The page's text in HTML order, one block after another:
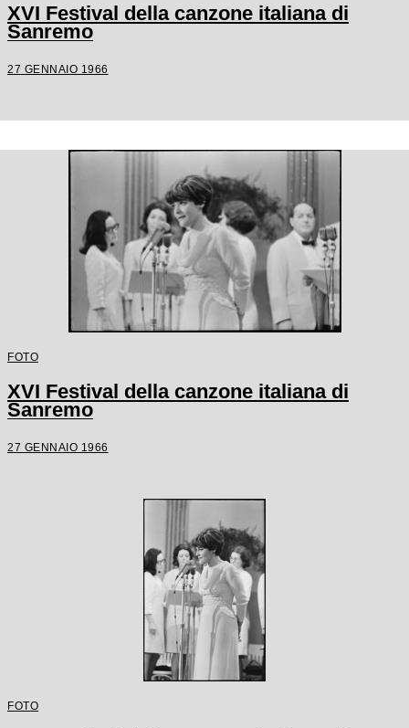
XVI Festival della canzone italiana di
Sanremo
27 GENNAIO 1966
FOTO
XVI Festival della canzone italiana di
Sanremo
27 GENNAIO 1966
FOTO